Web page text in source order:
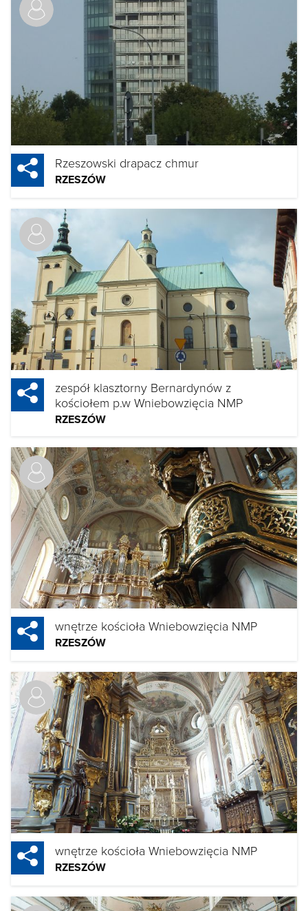
Rzeszowski drapacz chmur
RZESZÓW
zespół klasztorny Bernardynów z
kościołem p.w Wniebowzięcia NMP
RZESZÓW
wnętrze kościoła Wniebowzięcia NMP
RZESZÓW
wnętrze kościoła Wniebowzięcia NMP
RZESZÓW